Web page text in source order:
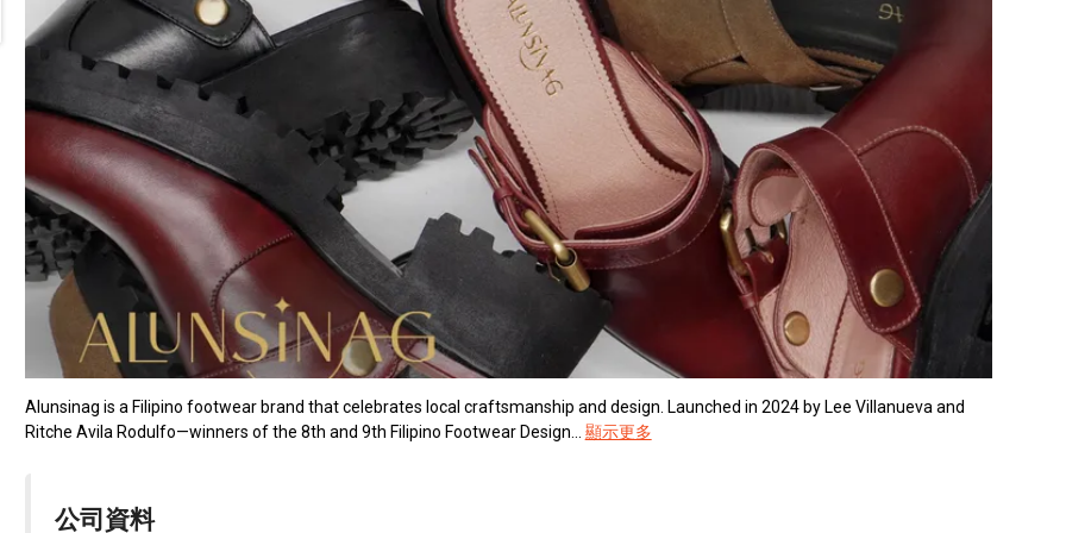
Alunsinag is a Filipino footwear brand that celebrates local craftsmanship and design. Launched in 2024 by Lee Villanueva and
Ritche Avila Rodulfo—winners of the 8th and 9th Filipino Footwear Design...
顯示更多
公司資料